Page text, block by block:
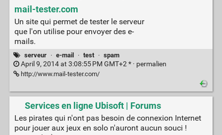
mail-tester.com
Un site qui permet de tester le serveur
que l'on utilise pour envoyer des e-
mails.
serveur · e-mail · test · spam
April 9, 2014 at 3:08:55 PM GMT+2 * · permalien
http://www.mail-tester.com/
Services en ligne Ubisoft | Forums
Les pirates qui n'ont pas besoin de connexion Internet
pour jouer aux jeux en solo n'auront aucun souci !